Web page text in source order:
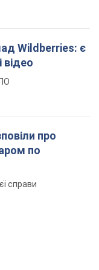
Wildberries: є
відео
про
по
справи